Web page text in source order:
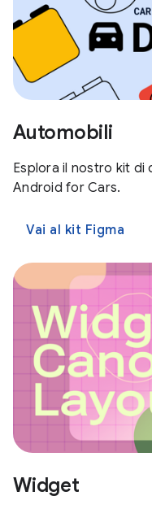
Automobili
Esplora il nostro kit di
Android for Cars.
Vai al kit Figma
Widget